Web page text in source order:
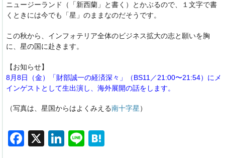
ニュージーランド（「新西蘭」と書く）とかぶるので、１文字で書
くときには今でも「星」のままなのだそうです。
この秋から、インフォテリア全体のビジネス拡大の志と願いを胸
に、星の国に赴きます。
【お知らせ】
8月8日（金）
「財部誠一の経済深々」
（BS11／21:00〜21:54）にメ
インゲストとして生出演し、海外展開の話をします。
（写真は、星国からはよくみえる南十字星）
F
X
Li
Li